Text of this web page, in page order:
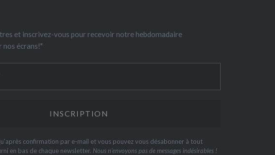
et inscrivez-vous pour recevoir notre hebdomadaire
nos écrans!"
confirmation par e-mail et vous pouvez vous désabonner à tout
en bas de chaque newsletter. Nous n’envoyons pas de messages indésirables !